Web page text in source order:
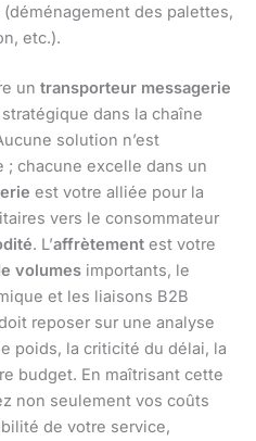
des palettes,
etc.).
un transporteur messagerie
dans la chaîne
solution n’est
chacune excelle dans un
est votre alliée pour la
vers le consommateur
. L’affrètement est votre
volumes importants, le
et les liaisons B2B
reposer sur une analyse
poids, la criticité du délai, la
budget. En maîtrisant cette
non seulement vos coûts
de votre service,